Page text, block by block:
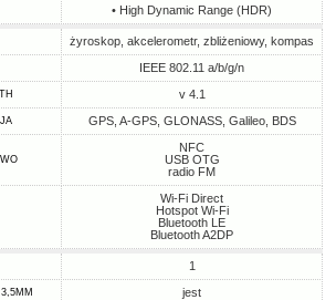
• High Dynamic Range (HDR)
żyroskop, akcelerometr, zbliżeniowy, kompas
IEEE 802.11 a/b/g/n
v 4.1
GPS, A-GPS, GLONASS, Galileo, BDS
NFC
USB OTG
radio FM
Wi-Fi Direct
Hotspot Wi-Fi
Bluetooth LE
Bluetooth A2DP
1
jest